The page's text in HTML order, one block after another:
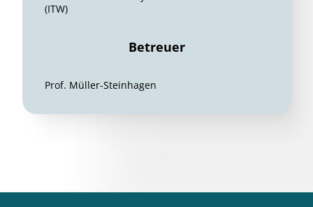
(ITW)
Betreuer
Prof. Müller-Steinhagen